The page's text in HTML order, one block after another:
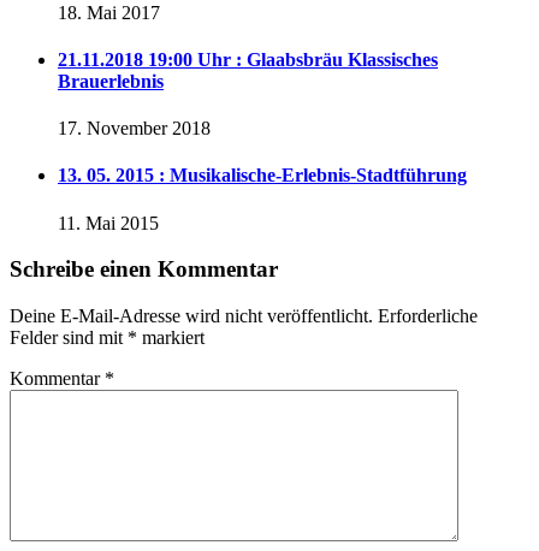
18. Mai 2017
21.11.2018 19:00 Uhr : Glaabsbräu Klassisches
Brauerlebnis
17. November 2018
13. 05. 2015 : Musikalische-Erlebnis-Stadtführung
11. Mai 2015
Schreibe einen Kommentar
Deine E-Mail-Adresse wird nicht veröffentlicht. Erforderliche
Felder sind mit * markiert
Kommentar *